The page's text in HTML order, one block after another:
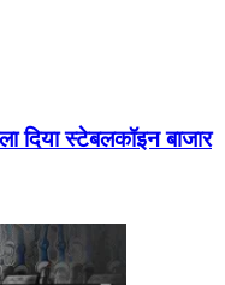
स्टेबलकॉइन बाजार